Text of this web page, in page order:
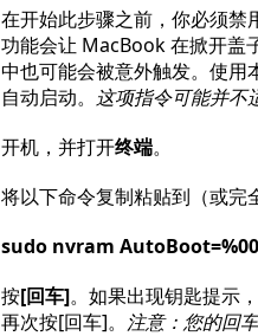
在开始此步骤之前，你必须禁
功能会让 MacBook 在掀开盖
中也可能会被意外触发。使用
自动启动。 这项指令可能并不
开机，并打开终端。
将以下命令复制粘贴到（或完
sudo nvram AutoBoot=%00
按[回车]。如果出现钥匙提示
再次按[回车]。 注意：您的回